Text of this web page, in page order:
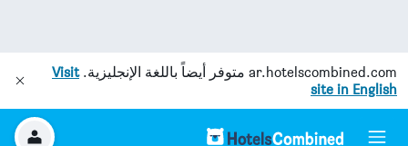
ar.hotelscombined.com متوفر أيضاً باللغة الإنجليزية.Visit
site in English